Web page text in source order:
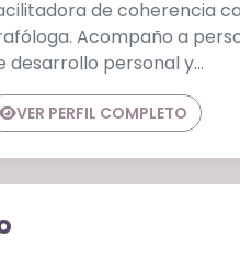
de coherencia
Acompaño a
desarrollo personal y…
VER PERFIL COMPLETO